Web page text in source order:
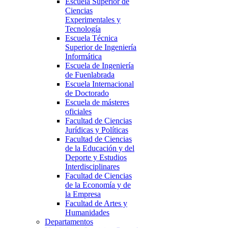
Ciencias
Experimentales y
Tecnología
Escuela Técnica
Superior de Ingeniería
Informática
Escuela de Ingeniería
de Fuenlabrada
Escuela Internacional
de Doctorado
Escuela de másteres
oficiales
Facultad de Ciencias
Jurídicas y Políticas
Facultad de Ciencias
de la Educación y del
Deporte y Estudios
Interdisciplinares
Facultad de Ciencias
de la Economía y de
la Empresa
Facultad de Artes y
Humanidades
Departamentos